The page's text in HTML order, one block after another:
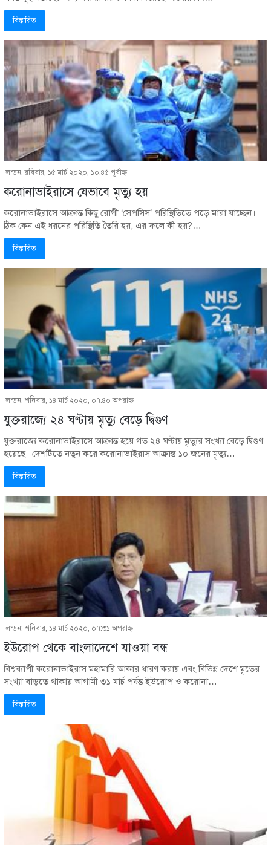
বিস্তারিত
লন্ডন: রবিবার, ১৫ মার্চ ২০২০, ১০:৪৫ পূর্বাহ্ণ
করোনাভাইরাসে যেভাবে মৃত্যু হয়
করোনাভাইরাসে আক্রান্ত কিছু রোগী ‘সেপসিস’ পরিস্থিতিতে পড়ে মারা যাচ্ছেন।
ঠিক কেন এই ধরনের পরিস্থিতি তৈরি হয়, এর ফলে কী হয়?…
বিস্তারিত
লন্ডন: শনিবার, ১৪ মার্চ ২০২০, ০৭:৪০ অপরাহ্ণ
যুক্তরাজ্যে ২৪ ঘণ্টায় মৃত্যু বেড়ে দ্বিগুণ
যুক্তরাজ্যে করোনাভাইরাসে আক্রান্ত হয়ে গত ২৪ ঘণ্টায় মৃত্যুর সংখ্যা বেড়ে দ্বিগুণ
হয়েছে। দেশটিতে নতুন করে করোনাভাইরাস আক্রান্ত ১০ জনের মৃত্যু…
বিস্তারিত
লন্ডন: শনিবার, ১৪ মার্চ ২০২০, ০৭:৩১ অপরাহ্ণ
ইউরোপ থেকে বাংলাদেশে যাওয়া বন্ধ
বিশ্বব্যাপী করোনাভাইরাস মহামারি আকার ধারণ করায় এবং বিভিন্ন দেশে মৃতের
সংখ্যা বাড়তে থাকায় আগামী ৩১ মার্চ পর্যন্ত ইউরোপ ও করোনা…
বিস্তারিত